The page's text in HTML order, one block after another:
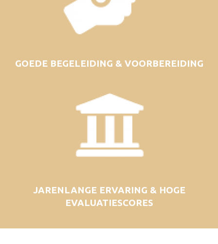
GOEDE BEGELEIDING & VOORBEREIDING
JARENLANGE ERVARING & HOGE
EVALUATIESCORES